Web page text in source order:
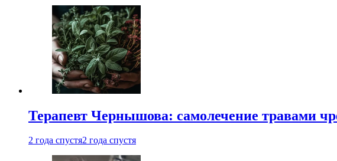
Терапевт Чернышова: самолечение травами
2 года спустя2 года спустя